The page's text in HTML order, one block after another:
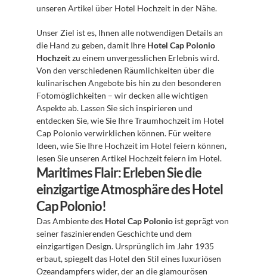
unseren Artikel über Hotel Hochzeit in der Nähe.
Unser Ziel ist es, Ihnen alle notwendigen Details an
die Hand zu geben, damit Ihre Hotel Cap Polonio
Hochzeit zu einem unvergesslichen Erlebnis wird.
Von den verschiedenen Räumlichkeiten über die
kulinarischen Angebote bis hin zu den besonderen
Fotomöglichkeiten – wir decken alle wichtigen
Aspekte ab. Lassen Sie sich inspirieren und
entdecken Sie, wie Sie Ihre Traumhochzeit im Hotel
Cap Polonio verwirklichen können. Für weitere
Ideen, wie Sie Ihre Hochzeit im Hotel feiern können,
lesen Sie unseren Artikel Hochzeit feiern im Hotel.
Maritimes Flair: Erleben Sie die
einzigartige Atmosphäre des Hotel
Cap Polonio!
Das Ambiente des Hotel Cap Polonio ist geprägt von
seiner faszinierenden Geschichte und dem
einzigartigen Design. Ursprünglich im Jahr 1935
erbaut, spiegelt das Hotel den Stil eines luxuriösen
Ozeandampfers wider, der an die glamourösen